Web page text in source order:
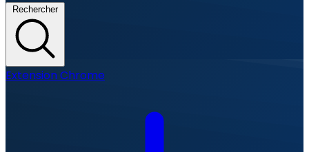
Rechercher
Extension Chrome